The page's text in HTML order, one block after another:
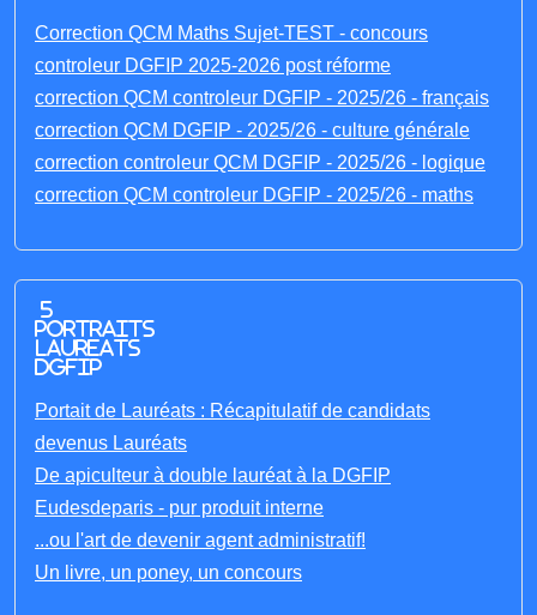
Correction QCM Maths Sujet-TEST - concours
controleur DGFIP 2025-2026 post réforme
correction QCM controleur DGFIP - 2025/26 - français
correction QCM DGFIP - 2025/26 - culture générale
correction controleur QCM DGFIP - 2025/26 - logique
correction QCM controleur DGFIP - 2025/26 - maths
5
portraits
laureats
DGFIP
Portait de Lauréats : Récapitulatif de candidats
devenus Lauréats
De apiculteur à double lauréat à la DGFIP
Eudesdeparis - pur produit interne
...ou l'art de devenir agent administratif!
Un livre, un poney, un concours